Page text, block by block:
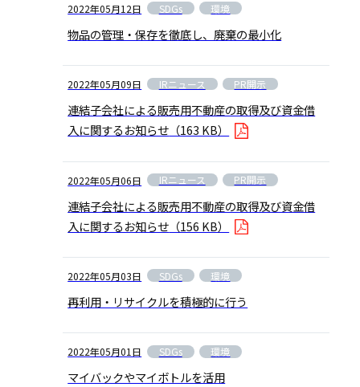
2022年05月12日 SDGs 環境
物品の管理・保存を徹底し、廃棄の最小化
2022年05月09日 IRニュース PR開示
連結子会社による販売用不動産の取得及び資金借
入に関するお知らせ （163 KB）
2022年05月06日 IRニュース PR開示
連結子会社による販売用不動産の取得及び資金借
入に関するお知らせ （156 KB）
2022年05月03日 SDGs 環境
再利用・リサイクルを積極的に行う
2022年05月01日 SDGs 環境
マイバックやマイボトルを活用